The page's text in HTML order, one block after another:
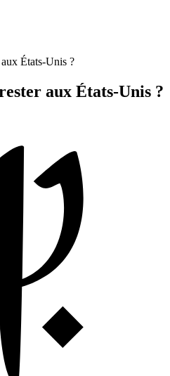
États-Unis ?
aux États-Unis ?